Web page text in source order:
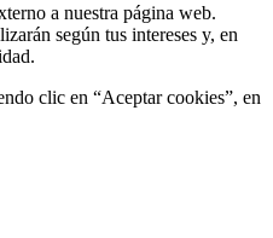
a nuestra página web.
según tus intereses y, en
clic en “Aceptar cookies”, en